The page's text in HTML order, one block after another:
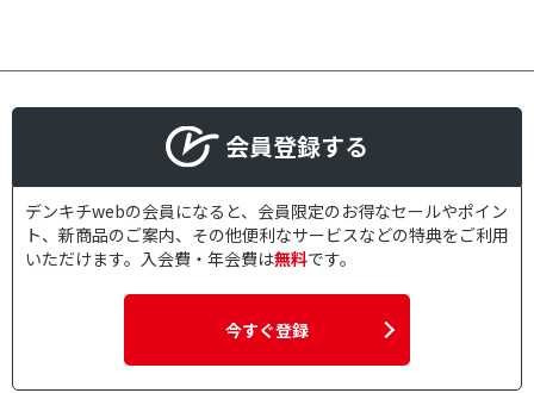
会員登録する
デンキチwebの会員になると、会員限定のお得なセールやポイン
ト、新商品のご案内、その他便利なサービスなどの特典をご利用
いただけます。入会費・年会費は無料です。
今すぐ登録